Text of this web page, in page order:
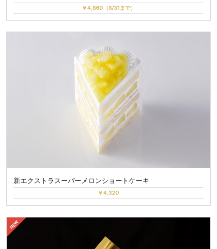
￥4,860（8/31まで）
新エクストラスーパーメロンショートケーキ
￥4,320